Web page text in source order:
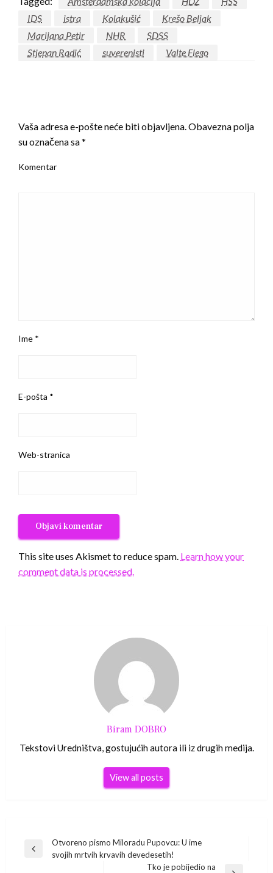
IDS
istra Kolakušić
Krešo Beljak
Marijana Petir
NHR
SDSS
Stjepan Radić
suverenisti Valte Flego
Vaša adresa e-pošte neće biti objavljena.Obavezna polja
su označena sa*
Komentar
Ime *
E-pošta *
Web-stranica
This site uses Akismet to reduce spam. Learn how your
comment data is processed.
Biram DOBRO
Tekstovi Uredništva, gostujućih autora ili iz drugih medija.
View all posts
Navigacija
Previous
Otvoreno pismo Miloradu Pupovcu: U ime
svojih mrtvih krvavih devedesetih!
Tko je pobijedio na